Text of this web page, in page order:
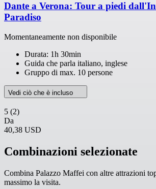
Dante a Verona: Tour a piedi
Paradiso
Momentaneamente non disponibile
Durata: 1h 30min
Guida che parla italiano, inglese
Gruppo di max. 10 persone
Vedi ciò che è incluso
5 (2)
Da
40,38 USD
Combinazioni selezionate
Combina Palazzo Maffei con altre attrazioni
massimo la visita.